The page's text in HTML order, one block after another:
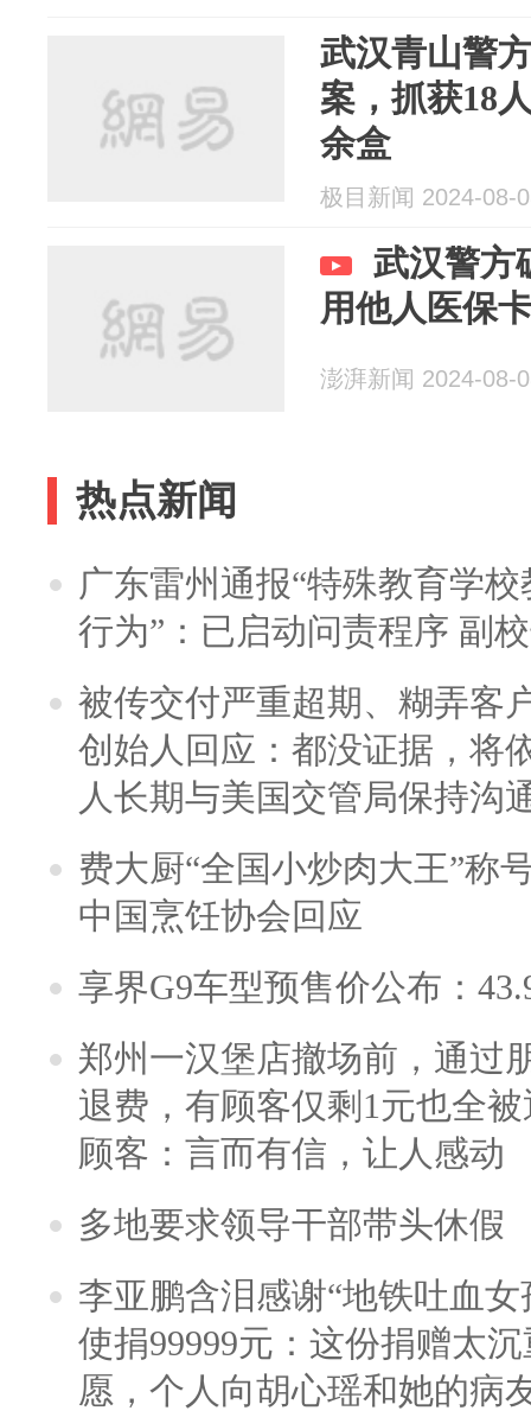
武汉青山警
案，抓获18
余盒
极目新闻 2024-08-
武汉警方
用他人医保
澎湃新闻 2024-08-
热点新闻
广东雷州通报“特殊教育学
行为”：已启动问责程序 副
被传交付严重超期、糊弄客
创始人回应：都没证据，将
人长期与美国交管局保持沟
费大厨“全国小炒肉大王”称
中国烹饪协会回应
享界G9车型预售价公布：
郑州一汉堡店撤场前，通过
退费，有顾客仅剩1元也全
顾客：言而有信，让人感动
多地要求领导干部带头休假
李亚鹏含泪感谢“地铁吐血
使捐99999元：这份捐赠太
愿，个人向胡心瑶和她的病